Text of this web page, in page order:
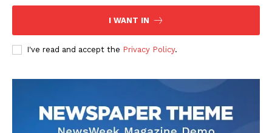
I WANT IN
I've read and accept the Privacy Policy.